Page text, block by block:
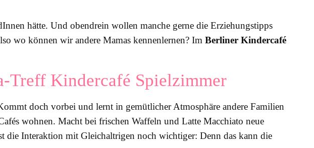
hätte. Und obendrein wollen manche gerne die Erziehungstipps
wo können wir andere Mamas kennenlernen? Im Berliner Kindercafé
Treff Kindercafé Spielzimmer
doch vorbei und lernt in gemütlicher Atmosphäre andere Familien
wohnen. Macht bei frischen Waffeln und Latte Macchiato neue
die Interaktion mit Gleichaltrigen noch wichtiger: Denn das kann die